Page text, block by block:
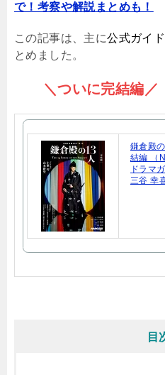
で！考察や解説まとめも！
この記事は、主に公式ガイ
とめました。
＼ついに完結編／
鎌倉殿
結編 （
ドラマ
三谷 幸
目